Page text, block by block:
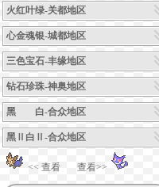
火红叶绿-关都地区
心金魂银-城都地区
三色宝石-丰缘地区
钻石珍珠-神奥地区
黑 白-合众地区
黑Ⅱ白Ⅱ-合众地区
<< 查看 查看>>